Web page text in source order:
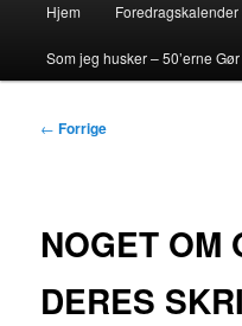
Hjem Foredragskalender
Som jeg husker – 50’erne
Indlægsnavigation
← Forrige
NOGET OM
DERES